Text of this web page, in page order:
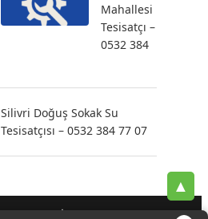
Mahallesi
Tesisatçı –
0532 384
Silivri Doğuş Sokak Su
Tesisatçısı – 0532 384 77 07
▲
- - Klozet